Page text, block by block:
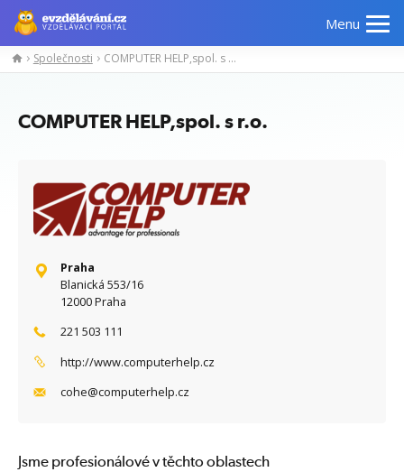
Menu
Manažerské
Odborné
Společnosti COMPUTER HELP,spol. s r.o.
COMPUTER HELP,spol. s r.o.
Praha
Blanická 553/16
12000 Praha
221 503 111
http://www.computerhelp.cz
cohe@computerhelp.cz
Jsme profesionálové v těchto oblastech